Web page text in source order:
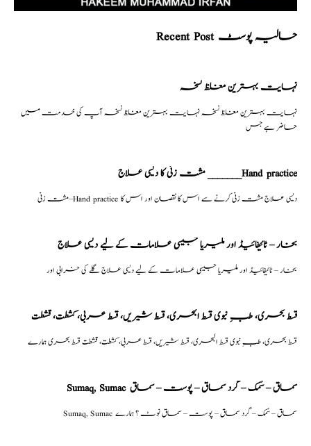
Recent Post حالیہ پوسٹ
نہایت بہترین مغلظ نسخہ
نہایت بہترین مغلظ نسخہ نہایت بہترین مغلظ نسخہ آپ کی خدمت میں
حاضر ہے جس
مشت زنی کا دیسی علاج _______Hand practice
مشت زنی–Hand practice دیسی علاج مشت زنی کرنے سے اس کا نقصان اور اس کا
بخار – ٹائیفائیڈ اور ملیریا جیسی علامات کے لیے دیسی علاج
بخار – ٹائیفائیڈ اور ملیریا جیسی علامات کے لیے دیسی علاج گلے کی خرابی اور
قسط بحری، طبِ نبوی قسط البحری، قسط شیریں، قسط عربی، كشطت، قشطت
قسط بحری، طبِ نبوی قسط البحری، قسط شیریں، قسط عربی، كشطت، قشطت قسط بحری ہمارے
Sumaq, Sumac سماق – سُمک – گرد سماق – پوست – سماق
Sumaq, Sumac سماق – سُمک – گرد سماق – پوست – سماق نوٹ ؟ ہمارے